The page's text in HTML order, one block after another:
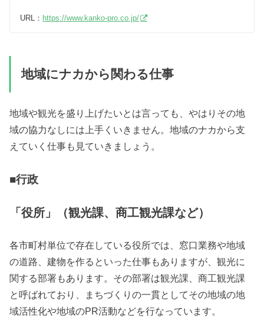
URL： https://www.kanko-pro.co.jp/
地域にナカから関わる仕事
地域や観光を盛り上げたいとは言っても、やはりその地
域の協力なしには上手くいきません。地域のナカから支
えていく仕事も見ていきましょう。
■行政
「役所」（観光課、商工観光課など）
各市町村単位で存在している役所では、窓口業務や地域
の道路、建物を作るといった仕事もありますが、観光に
関する部署もあります。その部署は観光課、商工観光課
と呼ばれており、まちづくりの一貫としてその地域の地
域活性化や地域のPR活動などを行なっています。